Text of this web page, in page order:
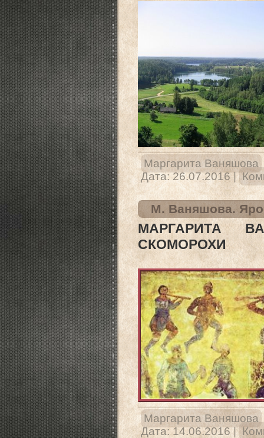
Маргарита Ваняшова
Дата: 26.07.2016 |
М. Ваняшова.
МАРГАРИТА
СКОМОРОХИ
Маргарита Ваняшова
Дата: 14.06.2016 |